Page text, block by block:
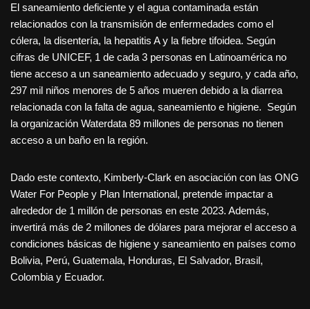
El saneamiento deficiente y el agua contaminada están
relacionados con la transmisión de enfermedades como el
cólera, la disentería, la hepatitis A y la fiebre tifoidea. Según
cifras de UNICEF, 1 de cada 3 personas en Latinoamérica no
tiene acceso a un saneamiento adecuado y seguro, y cada año,
297 mil niños menores de 5 años mueren debido a la diarrea
relacionada con la falta de agua, saneamiento e higiene. Según
la organización Waterdata 89 millones de personas no tienen
acceso a un baño en la región.
Dado este contexto, Kimberly-Clark en asociación con las ONG
Water For People y Plan International, pretende impactar a
alrededor de 1 millón de personas en este 2023. Además,
invertirá más de 2 millones de dólares para mejorar el acceso a
condiciones básicas de higiene y saneamiento en países como
Bolivia, Perú, Guatemala, Honduras, El Salvador, Brasil,
Colombia y Ecuador.